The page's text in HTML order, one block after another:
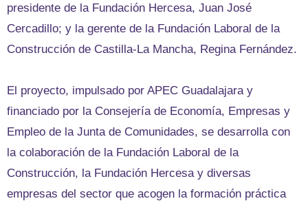
presidente de la Fundación Hercesa, Juan José
Cercadillo; y la gerente de la Fundación Laboral de la
Construcción de Castilla-La Mancha, Regina Fernández.
El proyecto, impulsado por APEC Guadalajara y
financiado por la Consejería de Economía, Empresas y
Empleo de la Junta de Comunidades, se desarrolla con
la colaboración de la Fundación Laboral de la
Construcción, la Fundación Hercesa y diversas
empresas del sector que acogen la formación práctica